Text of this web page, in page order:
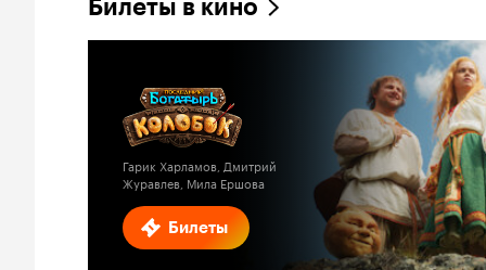
Билеты в кино
Билеты
Гарик Харламов, Дмитрий
Журавлев, Мила Ершова